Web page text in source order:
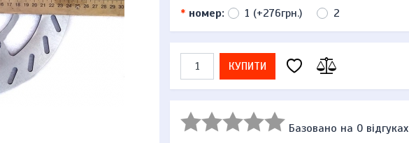
* номер: 1 (+276грн.) 2
КУПИТИ
Базовано на 0 відгуках